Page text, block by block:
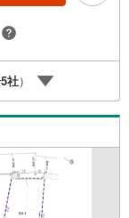
伝いいたします。
案内しております
間: 9:
5社）